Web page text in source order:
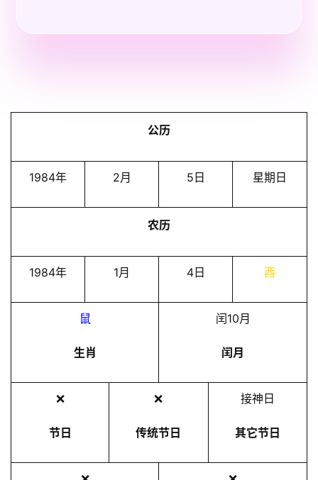
公历
1984年 2月 5日 星期日
农历
1984年 1月 4日 酉
鼠
生肖
闰10月
闰月
❌
节日
❌
传统节日
接神日
其它节日